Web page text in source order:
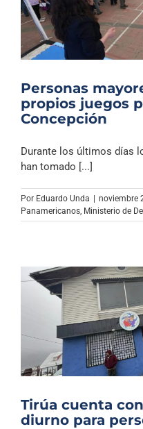
Personas
propios juegos
Concepción
Durante los últimos días
han tomado [...]
Por Eduardo Unda noviembre
Panamericanos, Ministerio de
Tirúa cuenta
diurno para